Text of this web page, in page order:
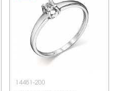
14481-200